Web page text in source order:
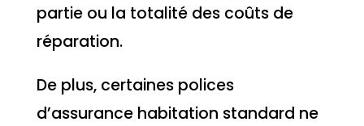
partie ou la totalité des coûts de
réparation.
De plus, certaines polices
d’assurance habitation standard ne